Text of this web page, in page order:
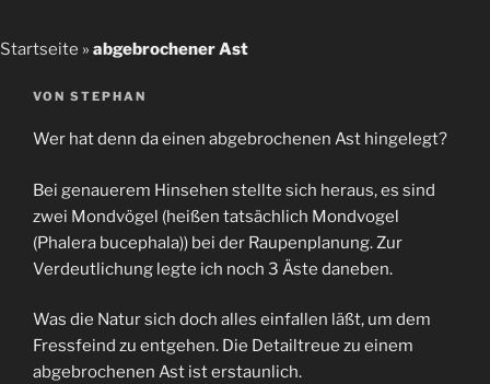
Startseite » abgebrochener Ast
VERÖFFENTLICHT
VON STEPHAN
Wer hat denn da einen abgebrochenen Ast hingelegt?
Bei genauerem Hinsehen stellte sich heraus, es sind
zwei Mondvögel (heißen tatsächlich Mondvogel
(Phalera bucephala)) bei der Raupenplanung. Zur
Verdeutlichung legte ich noch 3 Äste daneben.
Was die Natur sich doch alles einfallen läßt, um dem
Fressfeind zu entgehen. Die Detailtreue zu einem
abgebrochenen Ast ist erstaunlich.